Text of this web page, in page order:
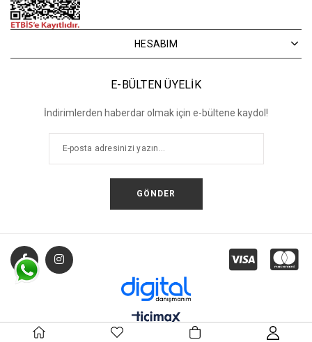
HESABIM
E-BÜLTEN ÜYELİK
İndirimlerden haberdar olmak için e-bültene kaydol!
GÖNDER